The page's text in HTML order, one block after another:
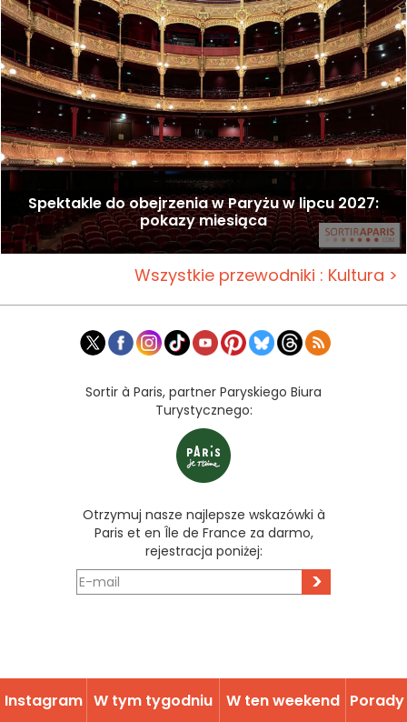
Spektakle do obejrzenia w Paryżu w lipcu 2027:
pokazy miesiąca
Wszystkie przewodniki : Kultura >
Sortir à Paris, partner Paryskiego Biura
Turystycznego:
Otrzymuj nasze najlepsze wskazówki à
Paris et en Île de France za darmo,
rejestracja poniżej:
>
Instagram W tym tygodniu W ten weekend Porady